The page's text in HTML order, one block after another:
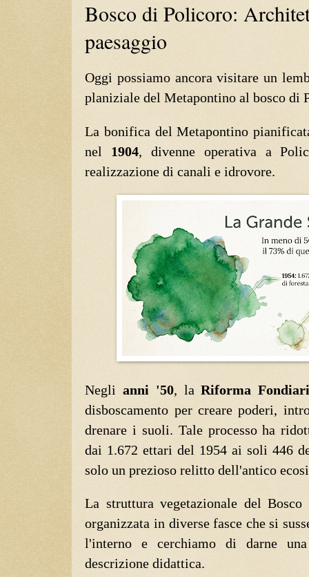
Bosco di Policoro:
paesaggio
Oggi possiamo ancora visitare un
planiziale del Metapontino al bosco di
La bonifica del Metapontino
nel 1904, divenne operativa a
realizzazione di canali e idrovore.
Neglianni '50, laRiforma
disboscamento per creare poderi,
drenare i suoli. Tale processo ha
dai 1.672 ettari del 1954 ai soli 446
solo un prezioso relitto dell'antico
La struttura vegetazionale del
organizzata in diverse fasce che si
l'interno e cerchiamo di darne
descrizione didattica.